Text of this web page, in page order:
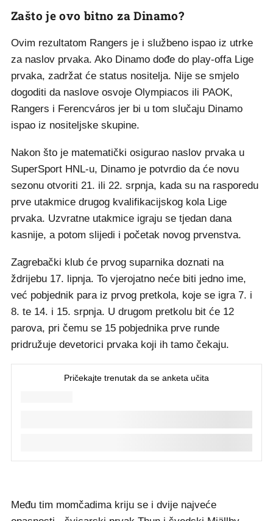
Zašto je ovo bitno za Dinamo?
Ovim rezultatom Rangers je i službeno ispao iz utrke
za naslov prvaka. Ako Dinamo dođe do play-offa Lige
prvaka, zadržat će status nositelja. Nije se smjelo
dogoditi da naslove osvoje Olympiacos ili PAOK,
Rangers i Ferencváros jer bi u tom slučaju Dinamo
ispao iz nositeljske skupine.
Nakon što je matematički osigurao naslov prvaka u
SuperSport HNL-u, Dinamo je potvrdio da će novu
sezonu otvoriti 21. ili 22. srpnja, kada su na rasporedu
prve utakmice drugog kvalifikacijskog kola Lige
prvaka. Uzvratne utakmice igraju se tjedan dana
kasnije, a potom slijedi i početak novog prvenstva.
Zagrebački klub će prvog suparnika doznati na
ždrijebu 17. lipnja. To vjerojatno neće biti jedno ime,
već pobjednik para iz prvog pretkola, koje se igra 7. i
8. te 14. i 15. srpnja. U drugom pretkolu bit će 12
parova, pri čemu se 15 pobjednika prve runde
pridružuje devetorici prvaka koji ih tamo čekaju.
Među tim momčadima kriju se i dvije najveće